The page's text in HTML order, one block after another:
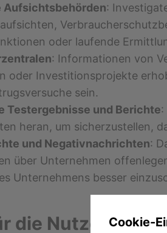
Aufsichtsbehörden:
oder laufende
: Informationen von
oder Investitionsprojekte
sein.
Testergebnisse und Berichte:
heran, um sicherzustellen,
und Negativnachrichten:
über Unternehmen
Unternehmens besser
die Nutzer Cookie-